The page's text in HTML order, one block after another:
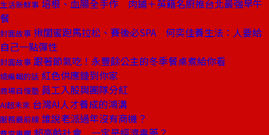
生活新鮮事 培根、血腸全手作 肉鋪＋英籍名廚推台北最強早午
餐
封面故事 揪閨蜜跑馬拉松、賽後必SPA 何奕佳養生法：人要給
自己一點彈性
封面故事 跟著節氣吃！永豐餘公主的冬季餐桌煮給你看
總編輯的話 紅色供應鏈到你家
商場自慢塾 員工入股與團隊分紅
AI超未來 台灣AI人才養成的鴻溝
服務最前線 誰說老派過年沒有商機？